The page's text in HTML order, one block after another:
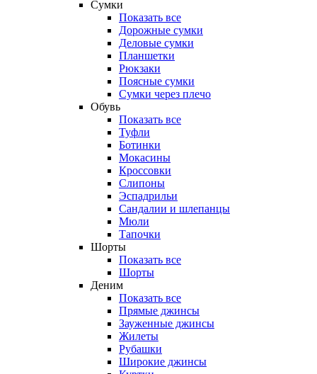
Сумки
Показать все
Дорожные сумки
Деловые сумки
Планшетки
Рюкзаки
Поясные сумки
Сумки через плечо
Обувь
Показать все
Туфли
Ботинки
Мокасины
Кроссовки
Слипоны
Эспадрильи
Сандалии и шлепанцы
Мюли
Тапочки
Шорты
Показать все
Шорты
Деним
Показать все
Прямые джинсы
Зауженные джинсы
Жилеты
Рубашки
Широкие джинсы